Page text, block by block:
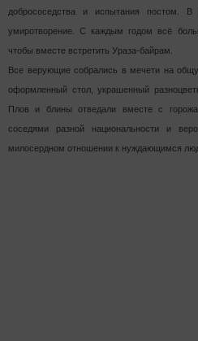
добрососедства и испытания постом. В
умиротворение. С каждым годом всё
чтобы вместе встретить Ураза-байрам.
Все верующие собрались в мечети на
оформленный стол, украшенный
Плов и блины отведали вместе с
соседями разной национальности и
милосердном отношении к нуждающимся